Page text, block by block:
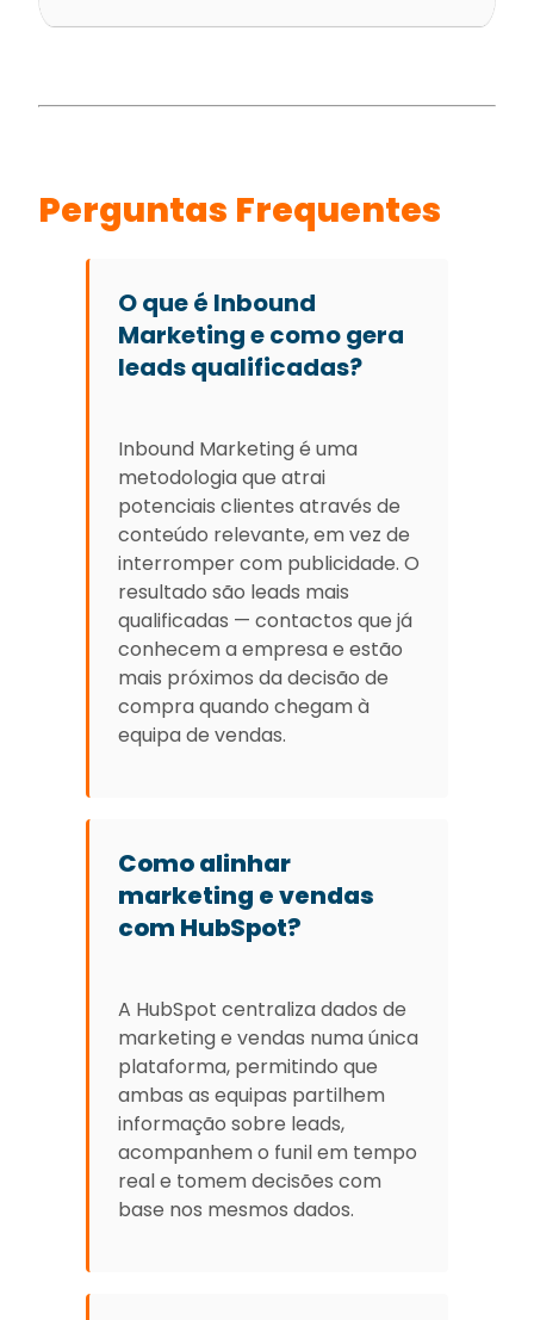
Perguntas Frequentes
O que é Inbound
Marketing e como gera
leads qualificadas?
Inbound Marketing é uma
metodologia que atrai
potenciais clientes através de
conteúdo relevante, em vez de
interromper com publicidade. O
resultado são leads mais
qualificadas — contactos que já
conhecem a empresa e estão
mais próximos da decisão de
compra quando chegam à
equipa de vendas.
Como alinhar
marketing e vendas
com HubSpot?
A HubSpot centraliza dados de
marketing e vendas numa única
plataforma, permitindo que
ambas as equipas partilhem
informação sobre leads,
acompanhem o funil em tempo
real e tomem decisões com
base nos mesmos dados.